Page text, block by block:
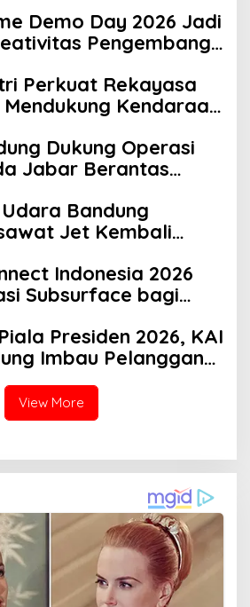
Demo Day 2026 Jadi
Pengembang
Perkuat Rekayasa
Kendaraan
Dukung Operasi
Jabar Berantas
Bandung
Jet Kembali
Indonesia 2026
Subsurface bagi
Presiden 2026, KAI
Imbau Pelanggan
Awal ke Stasiun
View More